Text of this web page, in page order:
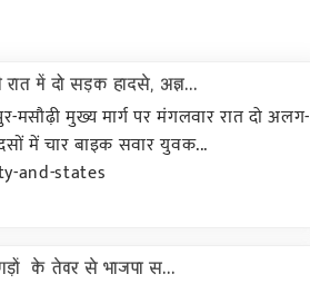
में दो सड़क हादसे, अज्ञ...
मसौढ़ी मुख्य मार्ग पर मंगलवार रात दो अलग-
में चार बाइक सवार युवक...
and-states
के तेवर से भाजपा स...